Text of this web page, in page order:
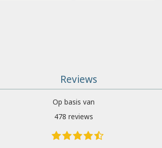
Reviews
Op basis van
478 reviews